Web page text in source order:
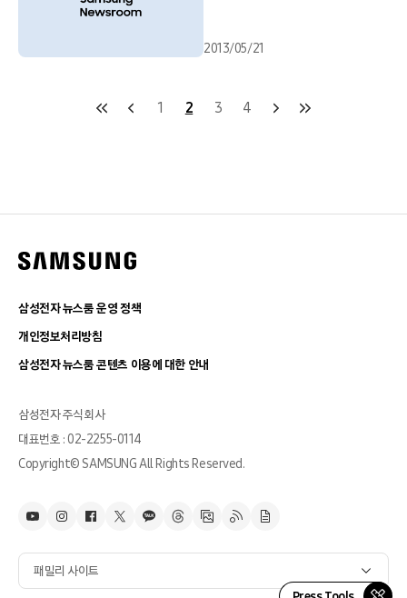
2013/05/21
1 2 3 4
삼성전자 뉴스룸 운영 정책
개인정보처리방침
삼성전자 뉴스룸 콘텐츠 이용에 대한 안내
삼성전자 주식회사
대표번호 : 02-2255-0114
Copyright© SAMSUNG All Rights Reserved.
패밀리 사이트